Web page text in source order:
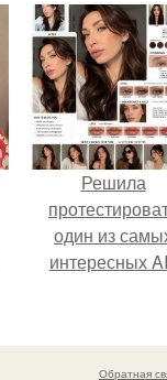
Решила
один из
интересных
Обратная